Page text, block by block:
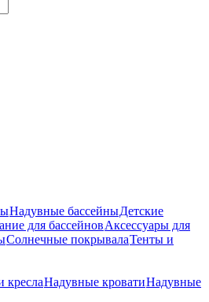
Надувные бассейныДетские
для бассейновАксессуары для
Солнечные покрывалаТенты и
креслаНадувные кроватиНадувные